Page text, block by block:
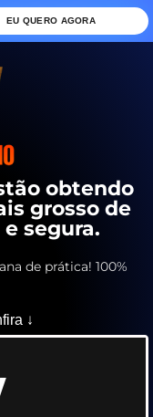
EU QUERO AGORA
obtendo
grosso de
segura.
de prática! 100%
↓